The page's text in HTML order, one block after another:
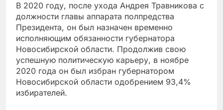
В 2020 году, после ухода Андрея Травникова с
должности главы аппарата полпредства
Президента, он был назначен временно
исполняющим обязанности губернатора
Новосибирской области. Продолжив свою
успешную политическую карьеру, в ноябре
2020 года он был избран губернатором
Новосибирской области одобрением 93,4%
избирателей.